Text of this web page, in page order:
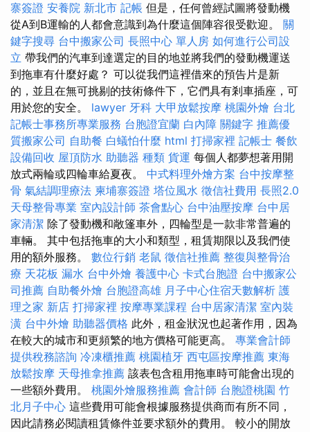
寨簽證 安養院 新北市 記帳 但是，任何曾經試圖將發動機
從A到B運輸的人都會意識到為什麼這個陣容很受歡迎。 關
鍵字搜尋 台中搬家公司 長照中心 單人房 如何進行公司設
立 帶我們的汽車到達選定的目的地並將我們的發動機運送
到拖車有什麼好處？ 可以從我們這裡借來的預告片是新
的，並且在無可挑剔的技術條件下，它們具有剎車插座，可
用於您的安全。 lawyer 牙科 大甲放鬆按摩 桃園外燴 台北
記帳士事務所專業服務 台胞證宜蘭 白內障 關鍵字 推薦優
質搬家公司 自助餐 白蟻怕什麼 html 打掃家裡 記帳士 餐飲
設備回收 屋頂防水 助聽器 種類 貨運 每個人都夢想著用開
放式兩輪或四輪車給夏夜。 中式料理外燴方案 台中按摩整
骨 氣結調理療法 柬埔寨簽證 塔位風水 徵信社費用 長照2.0
天母整骨專業 室內設計師 茶會點心 台中油壓按摩 台中居
家清潔 除了發動機和敞篷車外，四輪型是一款非常普遍的
車輛。 其中包括拖車的大小和類型，租賃期限以及我們使
用的額外服務。 數位行銷 老鼠 徵信社推薦 整復與整骨治
療 天花板 漏水 台中外燴 養護中心 卡式台胞證 台中搬家公
司推薦 自助餐外燴 台胞證高雄 月子中心住宿天數解析 護
理之家 新店 打掃家裡 按摩專業課程 台中居家清潔 室內裝
潢 台中外燴 助聽器價格 此外，租金狀況也起著作用，因為
在較大的城市和更頻繁的地方價格可能更高。 專業會計師
提供稅務諮詢 冷凍櫃推薦 桃園植牙 西屯區按摩推薦 東海
放鬆按摩 天母推拿推薦 該表包含租用拖車時可能會出現的
一些額外費用。 桃園外燴服務推薦 會計師 台胞證桃園 竹
北月子中心 這些費用可能會根據服務提供商而有所不同，
因此請務必閱讀租賃條件並要求額外的費用。 較小的開放